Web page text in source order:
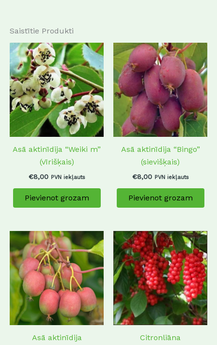
Saistītie Produkti
Asā aktinīdija “Weiki m”
(vīrišķais)
€8,00 PVN iekļauts
Pievienot grozam
Asā aktinīdija “Bingo”
(sievišķais)
€8,00 PVN iekļauts
Pievienot grozam
Asā aktinīdija
Citronliāna